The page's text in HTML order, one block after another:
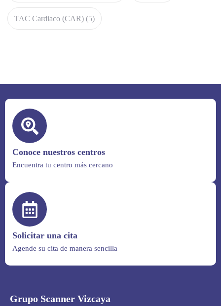
TAC Cardiaco (CAR) (5)
Conoce nuestros centros
Encuentra tu centro más cercano
Solicitar una cita
Agende su cita de manera sencilla
Grupo Scanner Vizcaya